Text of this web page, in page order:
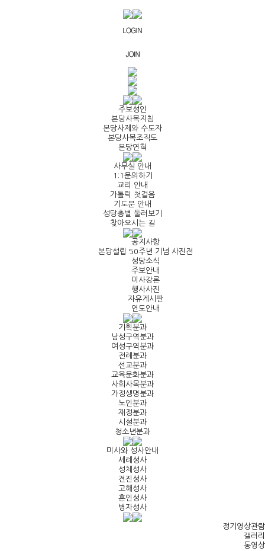
주보성인
본당사목지침
본당사제와 수도자
본당사목조직도
본당연혁
사무실 안내
1:1문의하기
교리 안내
가톨릭 첫걸음
기도문 안내
성당층별 둘러보기
찾아오시는 길
공지사항
본당설립 50주년 기념 사진전
성당소식
주보안내
미사강론
행사사진
자유게시판
연도안내
기획분과
남성구역분과
여성구역분과
전례분과
선교분과
교육문화분과
사회사목분과
가정생명분과
노인분과
재정분과
시설분과
청소년분과
미사와 성사안내
세례성사
성체성사
견진성사
고해성사
혼인성사
병자성사
정기영상관람
갤러리
동영상